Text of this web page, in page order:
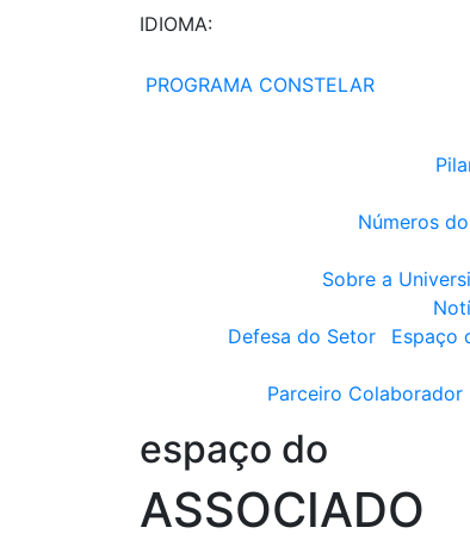
IDIOMA:
PROGRAMA CONSTELAR
Números
Sobre a
Defesa do Setor
Espaço
Parceiro Colaborador
espaço do
ASSOCIADO